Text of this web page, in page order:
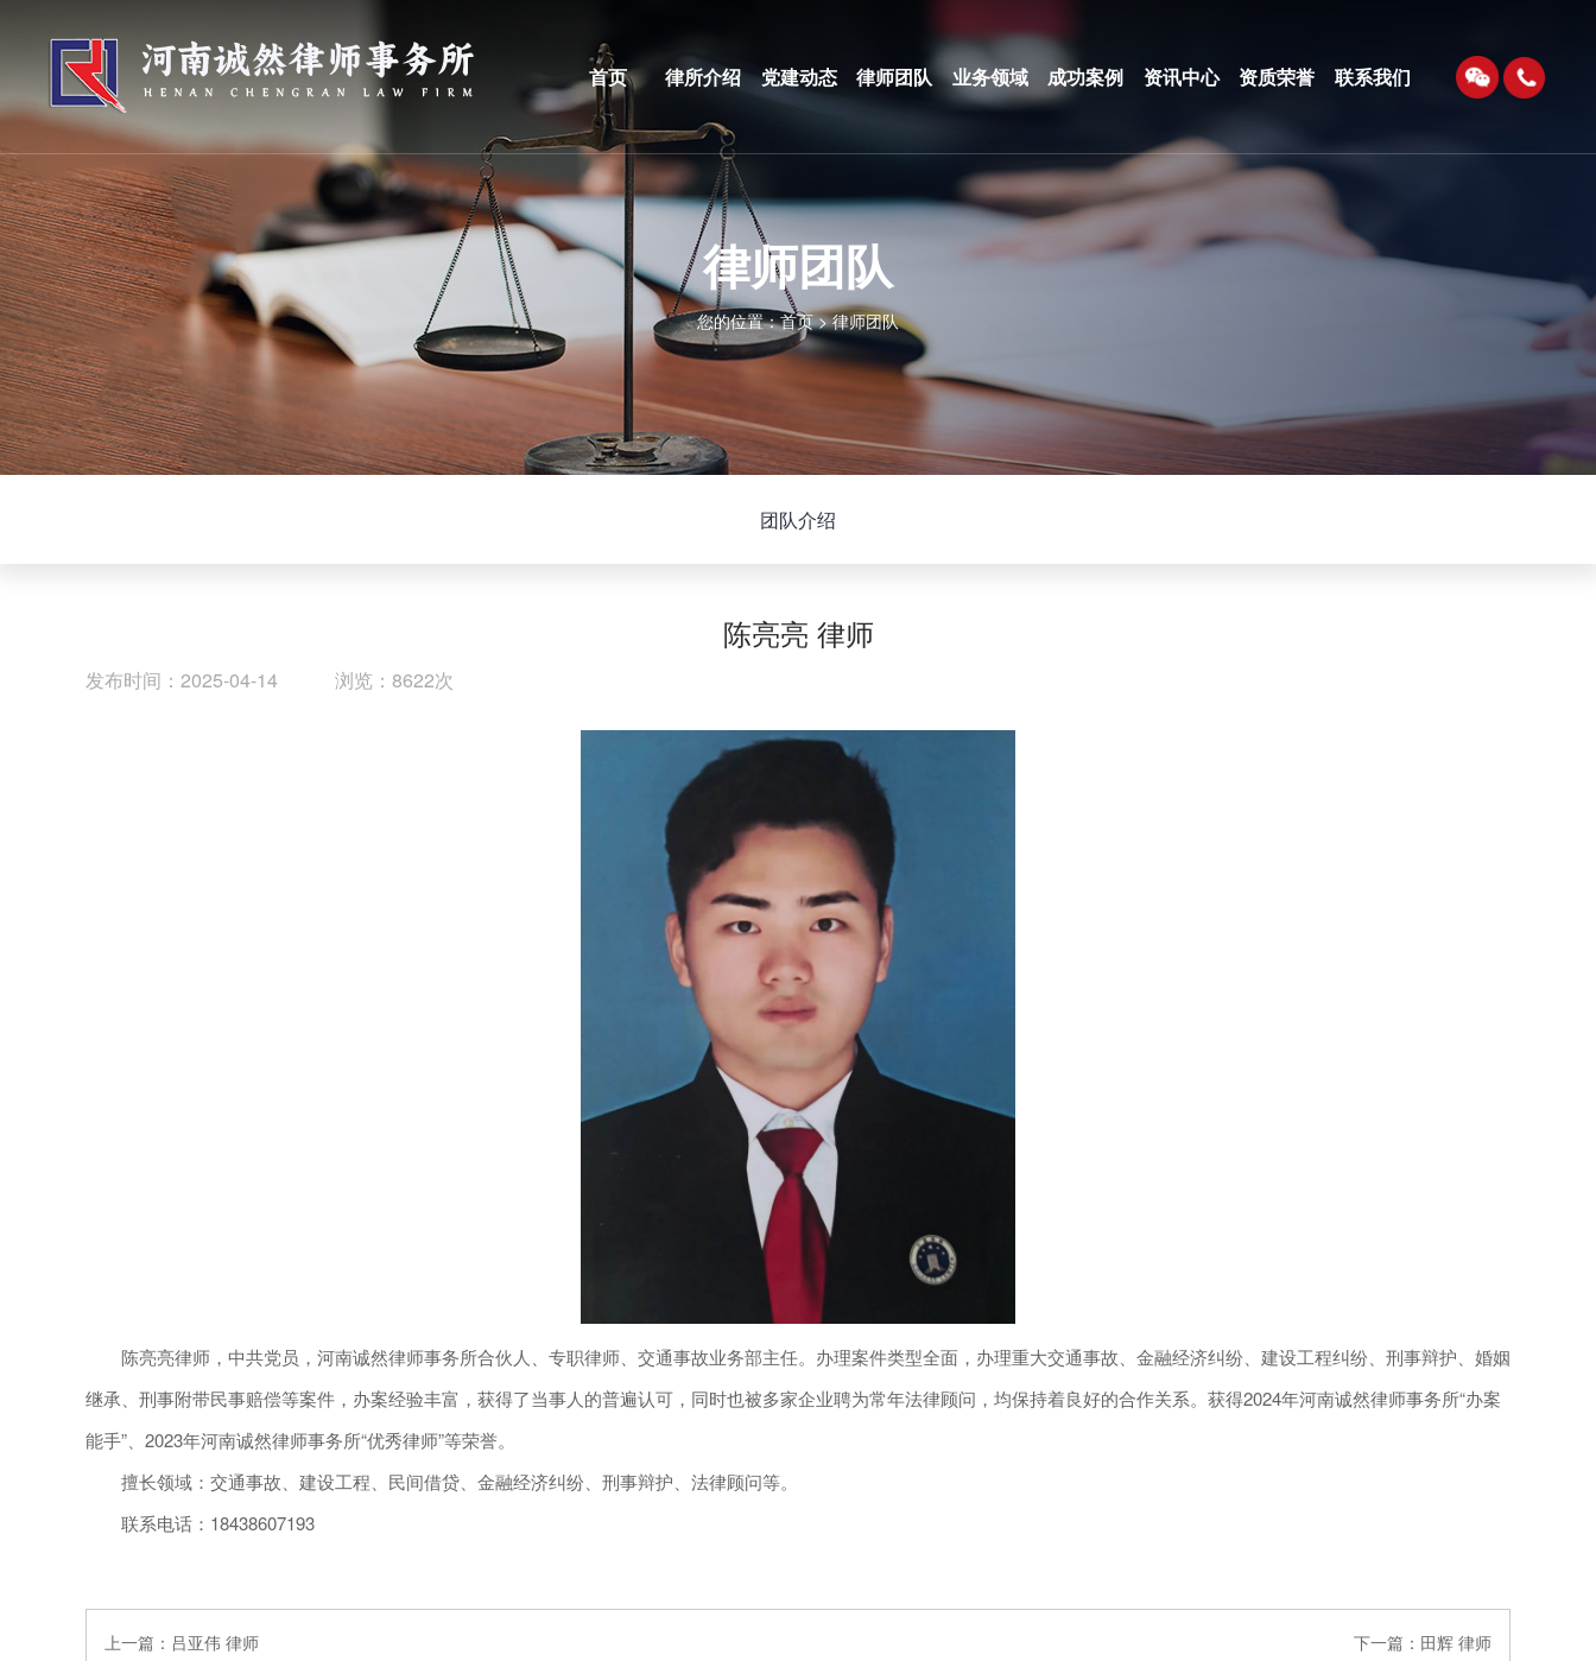
首页 律所介绍 党建动态 律师团队 业务领域 成功案例 资讯中心 资质荣誉 联系我们
律师团队
您的位置：首页>律师团队
团队介绍
陈亮亮 律师
发布时间：2025-04-14 浏览：8622次
陈亮亮律师，中共党员，河南诚然律师事务所合伙人、专职律师、交通事故业务部主任。办理案件类型全面，办理重大交通事故、金融经济纠纷、建设工程纠纷、刑事辩护、婚姻
继承、刑事附带民事赔偿等案件，办案经验丰富，获得了当事人的普遍认可，同时也被多家企业聘为常年法律顾问，均保持着良好的合作关系。获得2024年河南诚然律师事务所“办案
能手”、2023年河南诚然律师事务所“优秀律师”等荣誉。
擅长领域：交通事故、建设工程、民间借贷、金融经济纠纷、刑事辩护、法律顾问等。
联系电话：18438607193
上一篇： 吕亚伟 律师 下一篇： 田辉 律师